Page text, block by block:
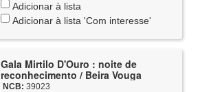
Adicionar à lista
Adicionar à lista 'Com interesse'
Gala Mirtilo D'Ouro : noite de
reconhecimento / Beira Vouga
NCB: 39023